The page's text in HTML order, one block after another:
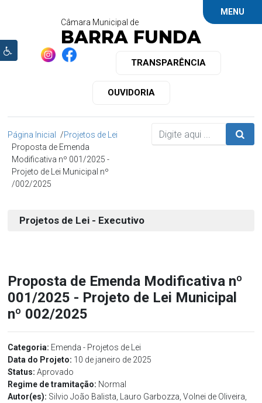
MENU
Câmara Municipal de
BARRA FUNDA
TRANSPARÊNCIA
OUVIDORIA
Página Inicial
Projetos de Lei
Proposta de Emenda
Modificativa nº 001/2025 -
Projeto de Lei Municipal nº
002/2025
Projetos de Lei - Executivo
Proposta de Emenda Modificativa nº
001/2025 - Projeto de Lei Municipal
nº 002/2025
Categoria: Emenda - Projetos de Lei
Data do Projeto: 10 de janeiro de 2025
Status:Aprovado
Regime de tramitação: Normal
Autor(es): Silvio João Balista, Lauro Garbozza, Volnei de Oliveira,